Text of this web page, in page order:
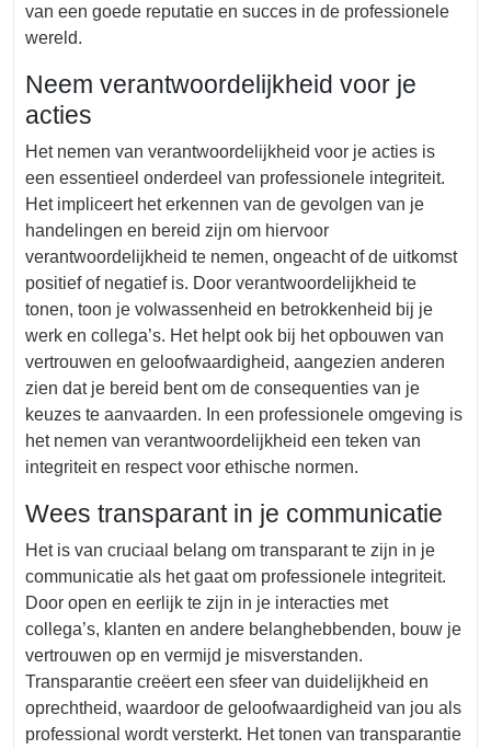
van een goede reputatie en succes in de professionele
wereld.
Neem verantwoordelijkheid voor je
acties
Het nemen van verantwoordelijkheid voor je acties is
een essentieel onderdeel van professionele integriteit.
Het impliceert het erkennen van de gevolgen van je
handelingen en bereid zijn om hiervoor
verantwoordelijkheid te nemen, ongeacht of de uitkomst
positief of negatief is. Door verantwoordelijkheid te
tonen, toon je volwassenheid en betrokkenheid bij je
werk en collega’s. Het helpt ook bij het opbouwen van
vertrouwen en geloofwaardigheid, aangezien anderen
zien dat je bereid bent om de consequenties van je
keuzes te aanvaarden. In een professionele omgeving is
het nemen van verantwoordelijkheid een teken van
integriteit en respect voor ethische normen.
Wees transparant in je communicatie
Het is van cruciaal belang om transparant te zijn in je
communicatie als het gaat om professionele integriteit.
Door open en eerlijk te zijn in je interacties met
collega’s, klanten en andere belanghebbenden, bouw je
vertrouwen op en vermijd je misverstanden.
Transparantie creëert een sfeer van duidelijkheid en
oprechtheid, waardoor de geloofwaardigheid van jou als
professional wordt versterkt. Het tonen van transparantie